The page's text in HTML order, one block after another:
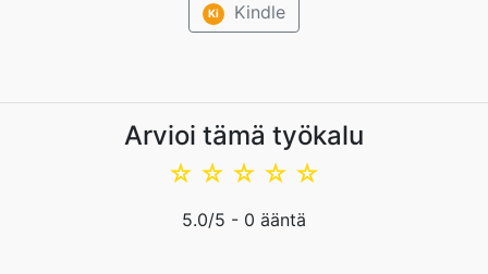
Ki Kindle
Arvioi tämä työkalu
☆
☆
☆
☆
☆
5.0/5 - 0 ääntä